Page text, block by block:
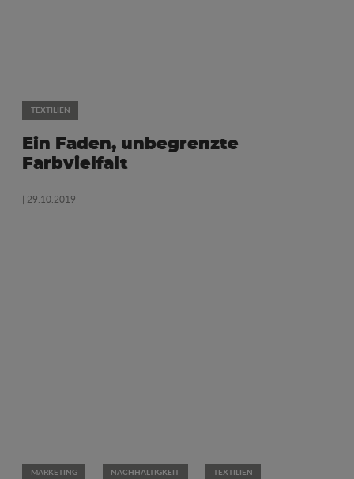
TEXTILIEN
Ein Faden, unbegrenzte
Farbvielfalt
| 29.10.2019
MARKETING NACHHALTIGKEIT TEXTILIEN